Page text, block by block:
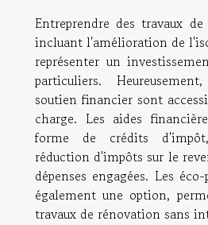
Entreprendre des travaux
incluant l'amélioration de
représenter un
particuliers.
soutien financier sont
charge. Les aides
forme de crédits
réduction d'impôts sur le
dépenses engagées. Les
également une option,
travaux de rénovation sans